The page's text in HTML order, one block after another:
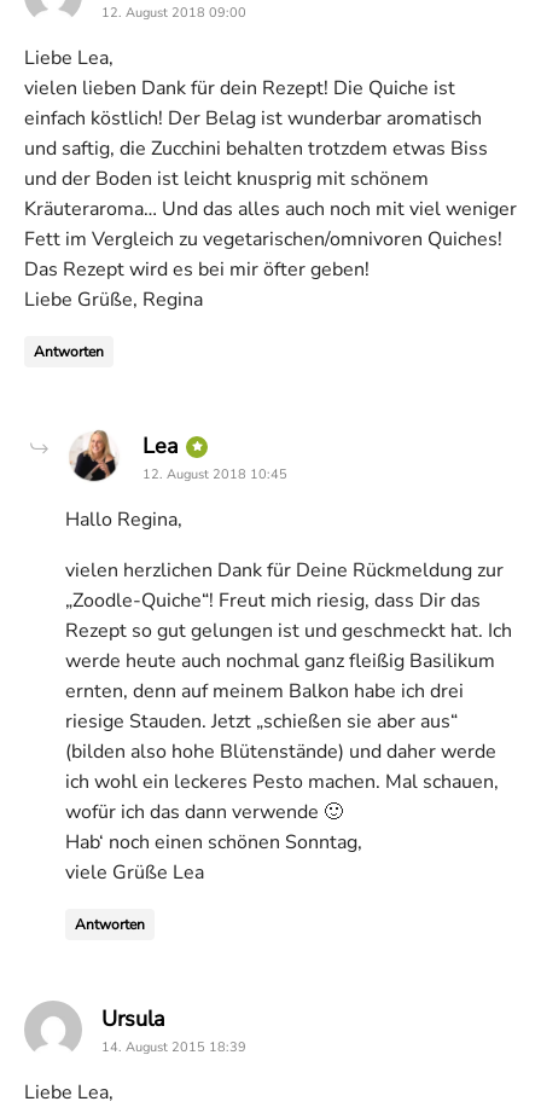
12. August 2018 09:00
Liebe Lea,
vielen lieben Dank für dein Rezept! Die Quiche ist
einfach köstlich! Der Belag ist wunderbar aromatisch
und saftig, die Zucchini behalten trotzdem etwas Biss
und der Boden ist leicht knusprig mit schönem
Kräuteraroma… Und das alles auch noch mit viel weniger
Fett im Vergleich zu vegetarischen/omnivoren Quiches!
Das Rezept wird es bei mir öfter geben!
Liebe Grüße, Regina
Antworten
Lea says:
12. August 2018 10:45
Hallo Regina,
vielen herzlichen Dank für Deine Rückmeldung zur
„Zoodle-Quiche“! Freut mich riesig, dass Dir das
Rezept so gut gelungen ist und geschmeckt hat. Ich
werde heute auch nochmal ganz fleißig Basilikum
ernten, denn auf meinem Balkon habe ich drei
riesige Stauden. Jetzt „schießen sie aber aus“
(bilden also hohe Blütenstände) und daher werde
ich wohl ein leckeres Pesto machen. Mal schauen,
wofür ich das dann verwende 🙂
Hab‘ noch einen schönen Sonntag,
viele Grüße Lea
Antworten
Ursula
14. August 2015 18:39
Liebe Lea,